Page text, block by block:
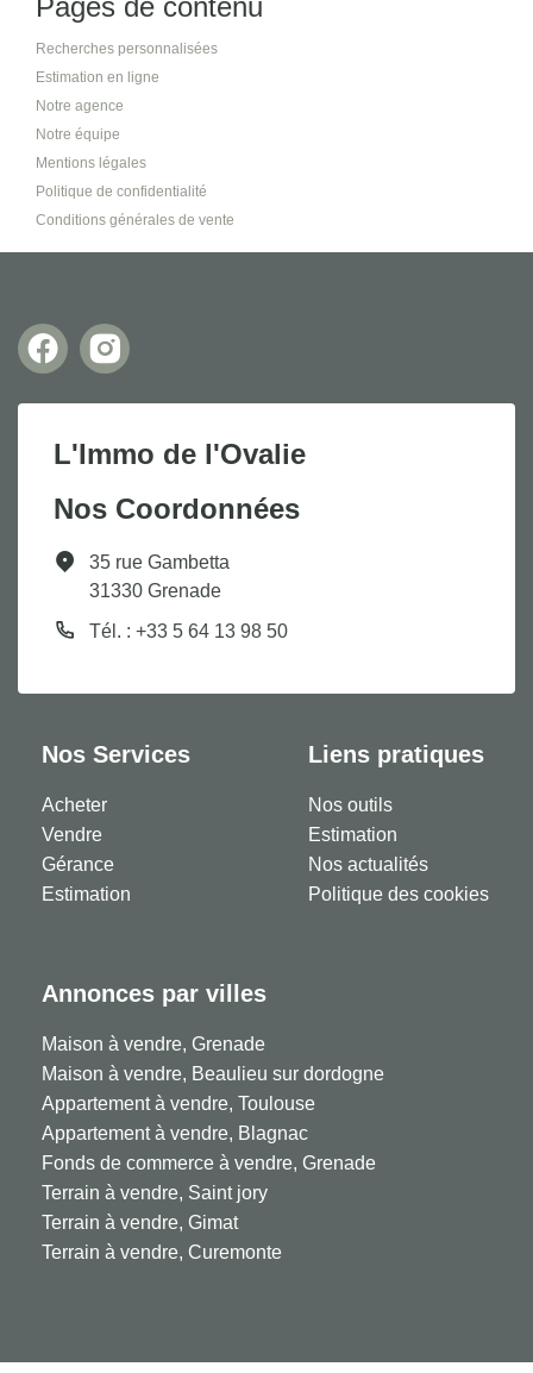
Recherches personnalisées
Estimation en ligne
Notre agence
Notre équipe
Mentions légales
Politique de confidentialité
Conditions générales de vente
L'Immo de l'Ovalie
Nos Coordonnées
35 rue Gambetta
31330 Grenade
Tél. : +33 5 64 13 98 50
Nos Services
Acheter
Vendre
Gérance
Estimation
Liens pratiques
Nos outils
Estimation
Nos actualités
Politique des cookies
Annonces par villes
Maison à vendre, Grenade
Maison à vendre, Beaulieu sur dordogne
Appartement à vendre, Toulouse
Appartement à vendre, Blagnac
Fonds de commerce à vendre, Grenade
Terrain à vendre, Saint jory
Terrain à vendre, Gimat
Terrain à vendre, Curemonte